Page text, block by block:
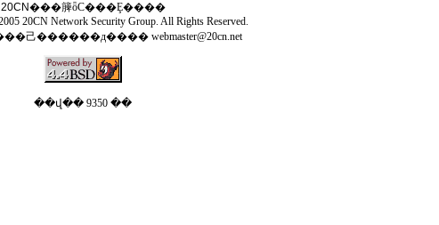
20CN���簲ȫС���Ȩ����
20CN Network Security Group. All Rights Reserved.
⼰������д���� webmaster@20cn.net
��վ�� 9350 ��